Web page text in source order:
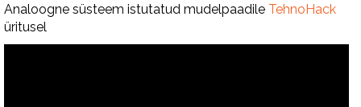
Analoogne süsteem istutatud mudelpaadile TehnoHack
üritusel